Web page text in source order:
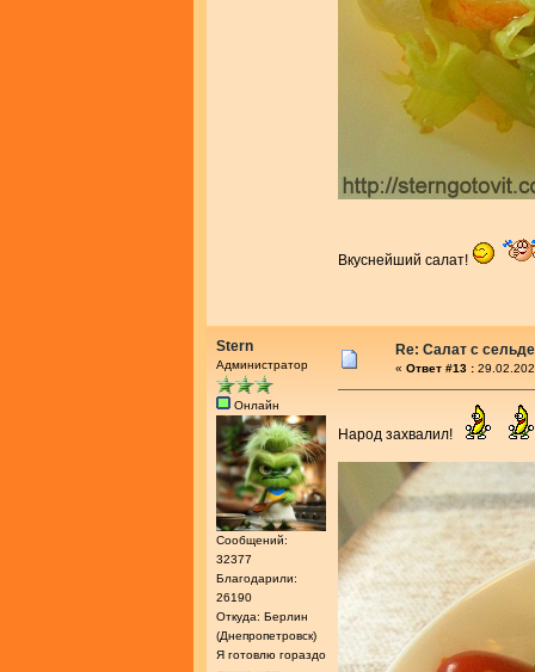
Вкуснейший салат!
Stern
Администратор
Онлайн
Сообщений:
32377
Благодарили:
26190
Откуда: Берлин
(Днепропетровск)
Я готовлю гораздо
Re: Салат с
« Ответ #13 :
Народ захвалил!